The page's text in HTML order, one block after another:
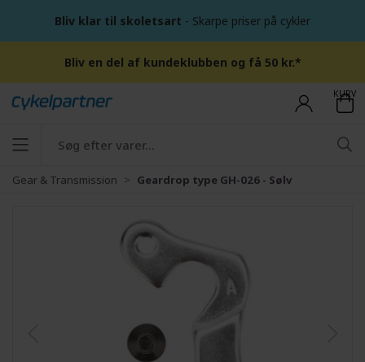
Bliv klar til skoletsart - Skarpe priser på cykler
Bliv en del af kundeklubben og få 50 kr.*
KURV
Gear & Transmission Geardrop type GH-026 - Sølv